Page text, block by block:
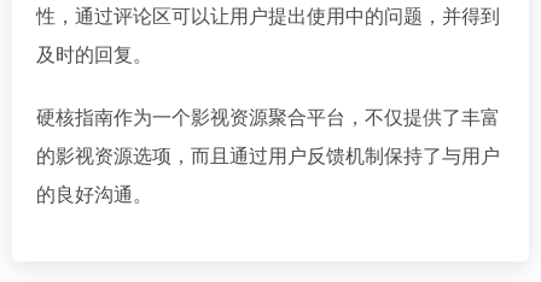
性，通过评论区可以让用户提出使用中的问题，并得到
及时的回复。
硬核指南作为一个影视资源聚合平台，不仅提供了丰富
的影视资源选项，而且通过用户反馈机制保持了与用户
的良好沟通。